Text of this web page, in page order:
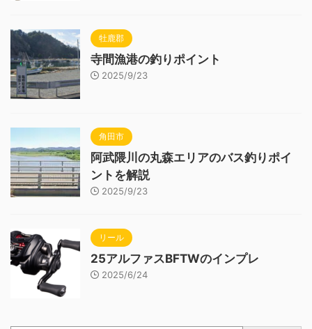
牡鹿郡
寺間漁港の釣りポイント
2025/9/23
角田市
阿武隈川の丸森エリアのバス釣りポイ
ントを解説
2025/9/23
リール
25アルファスBFTWのインプレ
2025/6/24